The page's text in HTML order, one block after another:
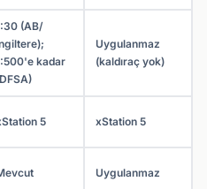
(AB/
kadar
Uygulanmaz
(kaldıraç yok)
5 xStation 5
Uygulanmaz